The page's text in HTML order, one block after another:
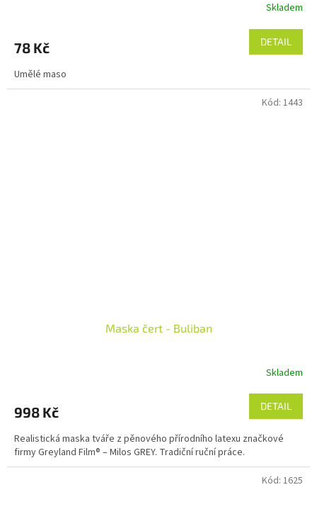
Skladem
78 Kč DETAIL
Umělé maso
Maska čert - Buliban
Skladem
998 Kč DETAIL
Realistická maska tváře z pěnového přírodního latexu značkové
firmy Greyland Film® – Milos GREY. Tradiční ruční práce.
Kód: 1443
Kód: 1625